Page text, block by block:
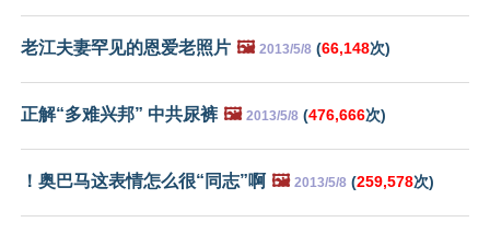
老江夫妻罕见的恩爱老照片 🖼️ 2013/5/8 (66,148次)
正解“多难兴邦” 中共尿裤 🖼️ 2013/5/8 (476,666次)
！奥巴马这表情怎么很“同志”啊 🖼️ 2013/5/8 (259,578次)